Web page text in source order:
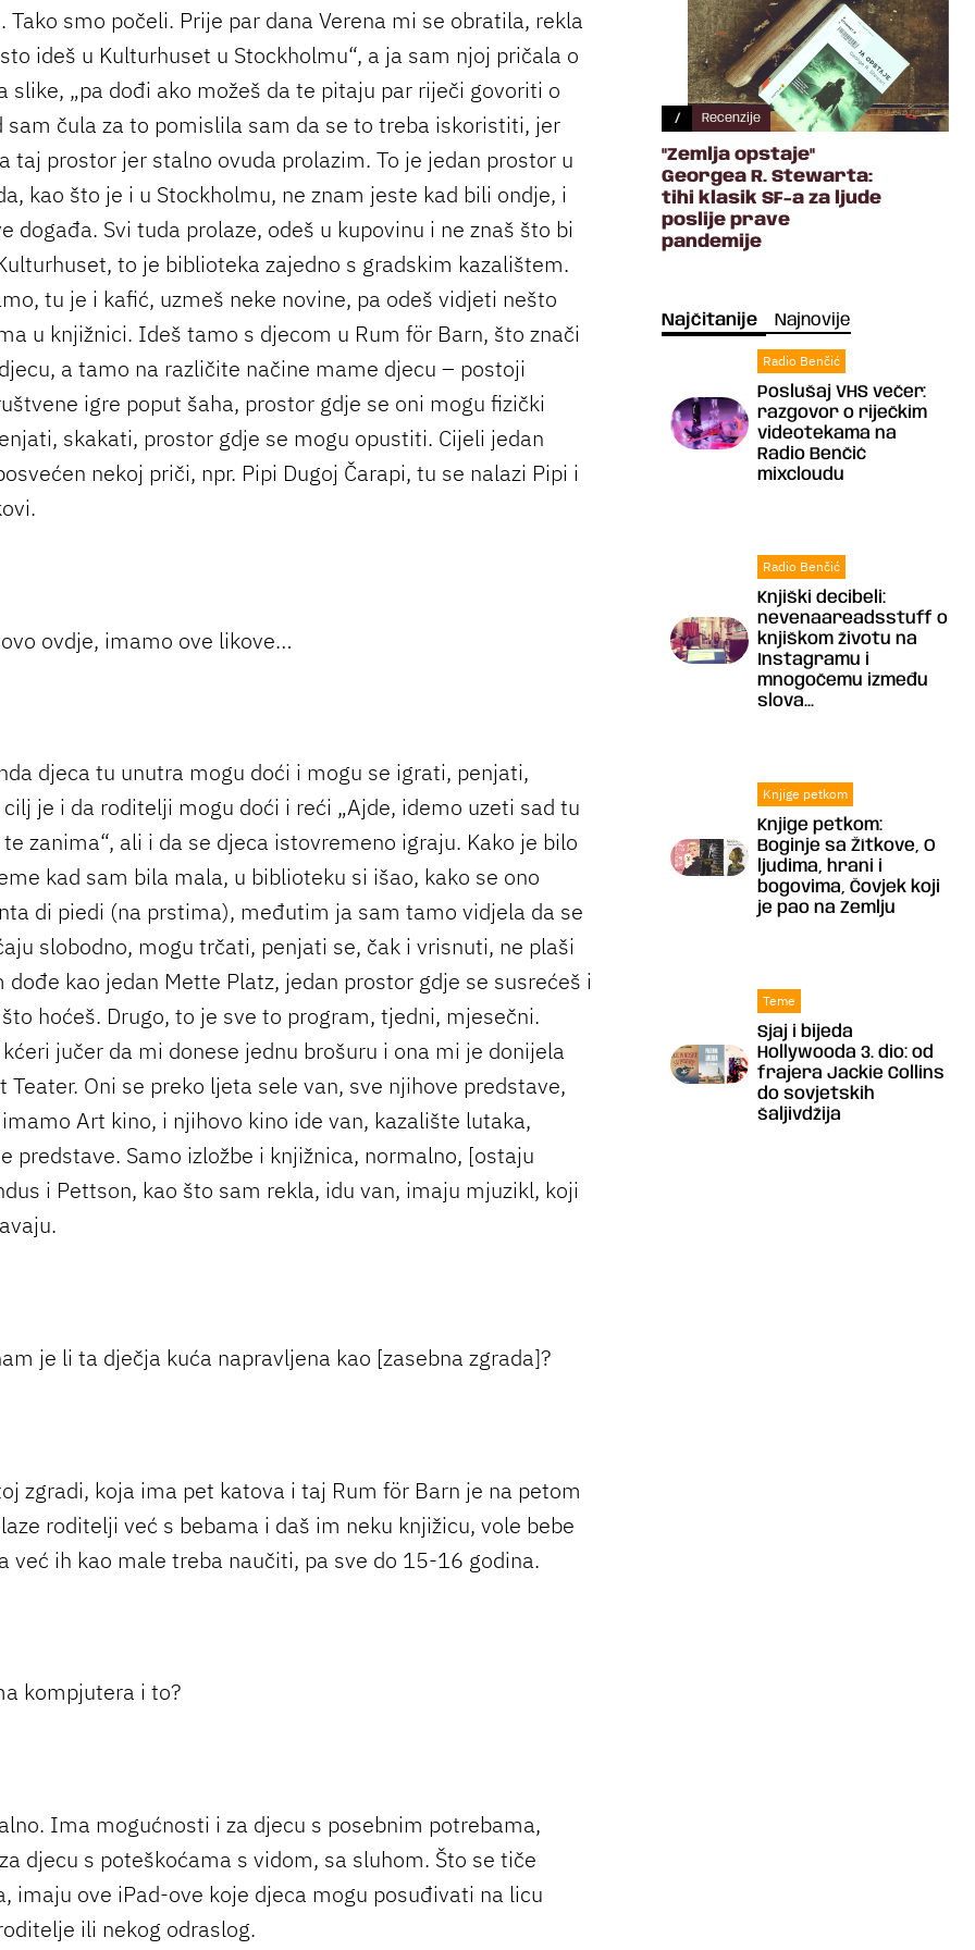
Tako smo počeli. Prije par dana Verena mi se obratila, rekla
ideš u Kulturhuset u Stockholmu“, a ja sam njoj pričala o
slike, „pa dođi ako možeš da te pitaju par riječi govoriti o
sam čula za to pomislila sam da se to treba iskoristiti, jer
taj prostor jer stalno ovuda prolazim. To je jedan prostor u
kao što je i u Stockholmu, ne znam jeste kad bili ondje, i
događa. Svi tuda prolaze, odeš u kupovinu i ne znaš što bi
to je biblioteka zajedno s gradskim kazalištem.
tu je i kafić, uzmeš neke novine, pa odeš vidjeti nešto
u knjižnici. Ideš tamo s djecom u Rum för Barn, što znači
a tamo na različite načine mame djecu – postoji
igre poput šaha, prostor gdje se oni mogu fizički
skakati, prostor gdje se mogu opustiti. Cijeli jedan
nekoj priči, npr. Pipi Dugoj Čarapi, tu se nalazi Pipi i
ovdje, imamo ove likove…
djeca tu unutra mogu doći i mogu se igrati, penjati,
je i da roditelji mogu doći i reći „Ajde, idemo uzeti sad tu
zanima“, ali i da se djeca istovremeno igraju. Kako je bilo
kad sam bila mala, u biblioteku si išao, kako se ono
di piedi (na prstima), međutim ja sam tamo vidjela da se
slobodno, mogu trčati, penjati se, čak i vrisnuti, ne plaši
dođe kao jedan Mette Platz, jedan prostor gdje se susrećeš i
hoćeš. Drugo, to je sve to program, tjedni, mjesečni.
jučer da mi donese jednu brošuru i ona mi je donijela
Teater. Oni se preko ljeta sele van, sve njihove predstave,
Art kino, i njihovo kino ide van, kazalište lutaka,
predstave. Samo izložbe i knjižnica, normalno, [ostaju
i Pettson, kao što sam rekla, idu van, imaju mjuzikl, koji
je li ta dječja kuća napravljena kao [zasebna zgrada]?
zgradi, koja ima pet katova i taj Rum för Barn je na petom
roditelji već s bebama i daš im neku knjižicu, vole bebe
već ih kao male treba naučiti, pa sve do 15-16 godina.
kompjutera i to?
Ima mogućnosti i za djecu s posebnim potrebama,
djecu s poteškoćama s vidom, sa sluhom. Što se tiče
imaju ove iPad-ove koje djeca mogu posuđivati na licu
ili nekog odraslog.
/ Recenzije
"Zemlja opstaje"
Georgea R. Stewarta:
tihi klasik SF-a za ljude
poslije prave
pandemije
Najčitanije Najnovije
Radio Benčić
Poslušaj VHS večer:
razgovor o riječkim
videotekama na
Radio Benčić
mixcloudu
Radio Benčić
Knjiški decibeli:
nevenaareadsstuff o
knjiškom životu na
Instagramu i
mnogočemu između
slova...
Knjige petkom
Knjige petkom:
Boginje sa Žítkove, O
ljudima, hrani i
bogovima, Čovjek koji
je pao na Zemlju
Teme
Sjaj i bijeda
Hollywooda 3. dio: od
frajera Jackie Collins
do sovjetskih
šaljivdžija